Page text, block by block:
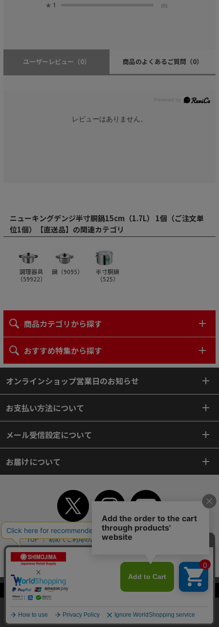
当サイトはクッキー（Cookie）を使用しています。Cookieの使用に同意いた
だける場合は「OK」をクリックしてください。
OK
★ 1 (0)
ユーザーレビュー （0） 商品のよくあるご質問 （0）
レビューはありません。
ニューキングデンジ半寸胴鍋15cm（1.7L） 1個（ご注文単
位1個）【直送品】の関連カテゴリ
調理器具
（59922）
鍋（9095）
半寸胴鍋
（525）
商品カテゴリから探す
おすすめ特集から探す
オンラインショップ営業日のお知らせ
お支払い方法について
メール受信設定について
お届けについて
TOP 初めてご利用のお客様へ ご利用案内
個人情報保護方針
よくあるご質問
WEBカタログ
Copyright© 2018 SHIMOJIMA Co.,Ltd. All Rights Reserved.